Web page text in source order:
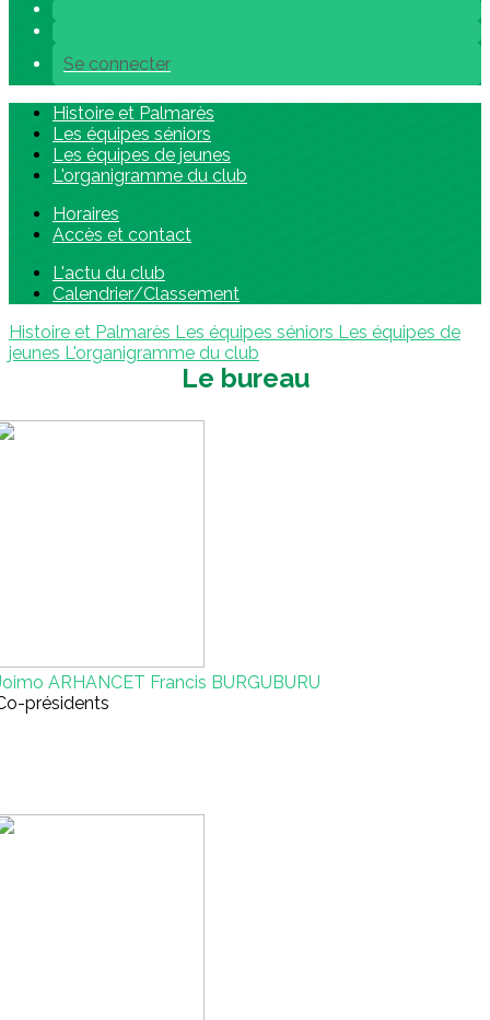
Se connecter
Histoire et Palmarès
Les équipes séniors
Les équipes de jeunes
L'organigramme du club
Horaires
Accès et contact
L'actu du club
Calendrier/Classement
Histoire et Palmarès Les équipes séniors Les équipes de
jeunes L'organigramme du club
Le bureau
ARHANCET Francis BURGUBURU
présidents